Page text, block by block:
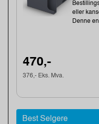
eller
Denne
470,-
376,- Eks. Mva.
Best Selgere